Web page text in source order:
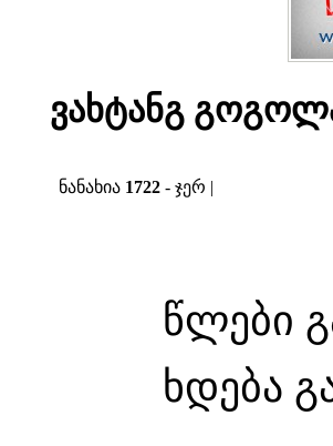
ვახტანგ
ნანახია 1722 - ჯერ |
წლები
ხდება